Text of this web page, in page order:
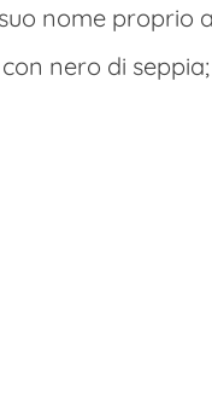
nome proprio
nero di seppia;